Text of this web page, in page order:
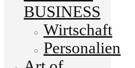
BUSINESS
Wirtschaft
Personalien